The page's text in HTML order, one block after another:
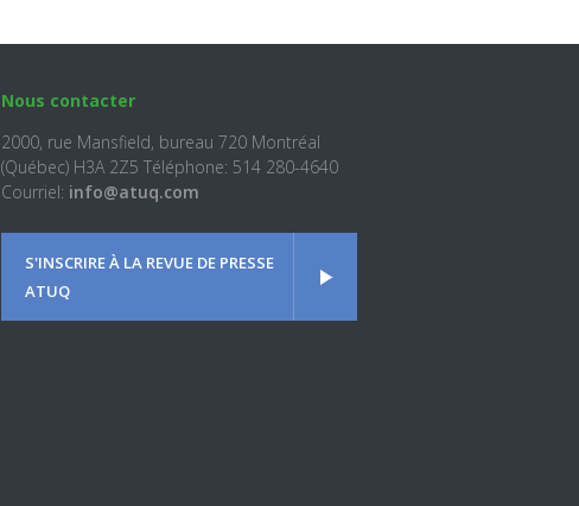
Nous contacter
2000, rue Mansfield, bureau 720 Montréal
(Québec) H3A 2Z5 Téléphone: 514 280-4640
Courriel: info@atuq.com
S'INSCRIRE À LA REVUE DE PRESSE
ATUQ